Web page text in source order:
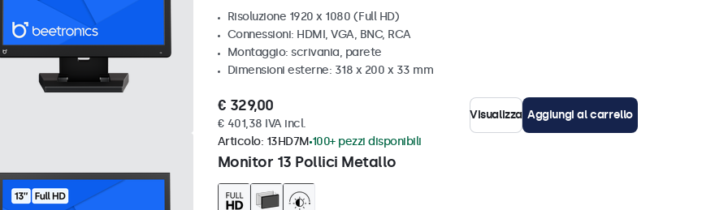
Risoluzione 1920 x 1080 (Full HD)
Connessioni: HDMI, VGA, BNC, RCA
Montaggio: scrivania, parete
Dimensioni esterne: 318 x 200 x 33 mm
€ 329,00
€ 401,38 IVA incl.
Visualizza Aggiungi al carrello
Monitor 13 Pollici Metallo
Articolo: 13HD7M 100+ pezzi disponibili